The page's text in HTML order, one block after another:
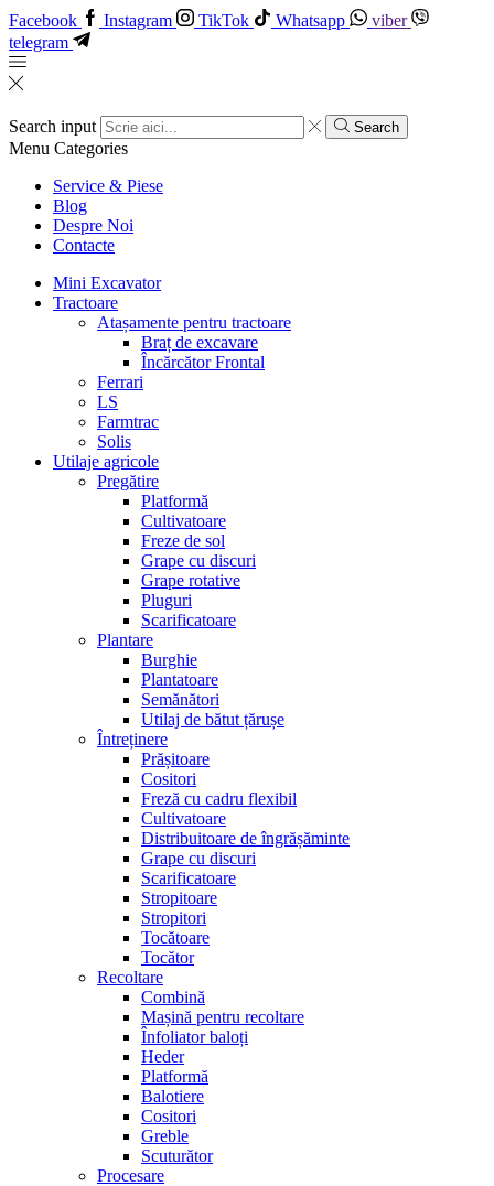
Facebook Instagram TikTok Whatsapp
viber
telegram
Search input Search
Menu Categories
Service & Piese
Blog
Despre Noi
Contacte
Mini Excavator
Tractoare
Atașamente pentru tractoare
Braț de excavare
Încărcător Frontal
Ferrari
LS
Farmtrac
Solis
Utilaje agricole
Pregătire
Platformă
Cultivatoare
Freze de sol
Grape cu discuri
Grape rotative
Pluguri
Scarificatoare
Plantare
Burghie
Plantatoare
Semănători
Utilaj de bătut țărușe
Întreținere
Prășitoare
Cositori
Freză cu cadru flexibil
Cultivatoare
Distribuitoare de îngrășăminte
Grape cu discuri
Scarificatoare
Stropitoare
Stropitori
Tocătoare
Tocător
Recoltare
Combină
Mașină pentru recoltare
Înfoliator baloți
Heder
Platformă
Balotiere
Cositori
Greble
Scuturător
Procesare